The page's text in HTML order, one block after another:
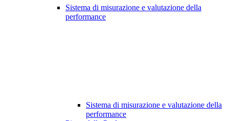
Sistema di misurazione e valutazione della
performance
Sistema di misurazione e valutazione della
performance